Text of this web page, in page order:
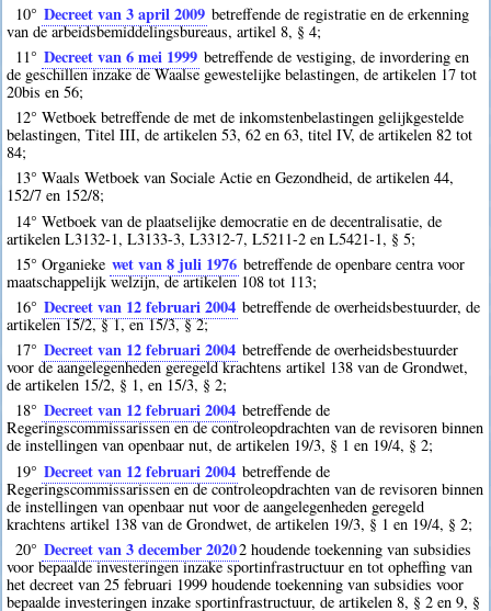
10° Decreet van 3 april 2009 betreffende de registratie en de erkenning
van de arbeidsbemiddelingsbureaus, artikel 8, § 4;
11° Decreet van 6 mei 1999 betreffende de vestiging, de invordering en
de geschillen inzake de Waalse gewestelijke belastingen, de artikelen 17 tot
20bis en 56;
12° Wetboek betreffende de met de inkomstenbelastingen gelijkgestelde
belastingen, Titel III, de artikelen 53, 62 en 63, titel IV, de artikelen 82 tot
84;
13° Waals Wetboek van Sociale Actie en Gezondheid, de artikelen 44,
152/7 en 152/8;
14° Wetboek van de plaatselijke democratie en de decentralisatie, de
artikelen L3132-1, L3133-3, L3312-7, L5211-2 en L5421-1, § 5;
15° Organieke wet van 8 juli 1976 betreffende de openbare centra voor
maatschappelijk welzijn, de artikelen 108 tot 113;
16° Decreet van 12 februari 2004 betreffende de overheidsbestuurder, de
artikelen 15/2, § 1, en 15/3, § 2;
17° Decreet van 12 februari 2004 betreffende de overheidsbestuurder
voor de aangelegenheden geregeld krachtens artikel 138 van de Grondwet,
de artikelen 15/2, § 1, en 15/3, § 2;
18° Decreet van 12 februari 2004 betreffende de
Regeringscommissarissen en de controleopdrachten van de revisoren binnen
de instellingen van openbaar nut, de artikelen 19/3, § 1 en 19/4, § 2;
19° Decreet van 12 februari 2004 betreffende de
Regeringscommissarissen en de controleopdrachten van de revisoren binnen
de instellingen van openbaar nut voor de aangelegenheden geregeld
krachtens artikel 138 van de Grondwet, de artikelen 19/3, § 1 en 19/4, § 2;
20° Decreet van 3 december 20202houdende toekenning van subsidies
voor bepaalde investeringen inzake sportinfrastructuur en tot opheffing van
het decreet van 25 februari 1999 houdende toekenning van subsidies voor
bepaalde investeringen inzake sportinfrastructuur, de artikelen 8, § 2 en 9, §